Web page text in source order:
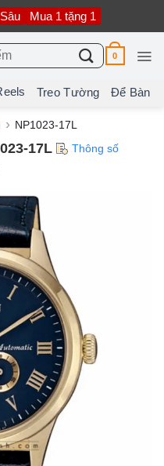
Mua 1 tặng 1
0
Treo Tường Để Bàn
NP1023-17L
17L
Thông số